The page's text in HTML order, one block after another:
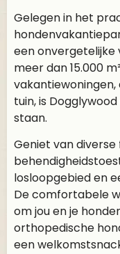
Gelegen in het
een onvergetelijke
meer dan 15.000
tuin, is
staan.
Geniet van
losloopgebied en
De comfortabele
om jou en je
orthopedische
een